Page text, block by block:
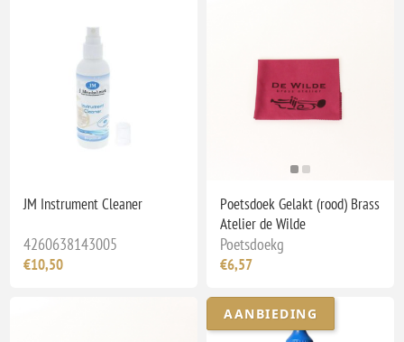
JM Instrument Cleaner
4260638143005
€10,50
Poetsdoek Gelakt (rood) Brass
Atelier de Wilde
Poetsdoekg
€6,57
AANBIEDING